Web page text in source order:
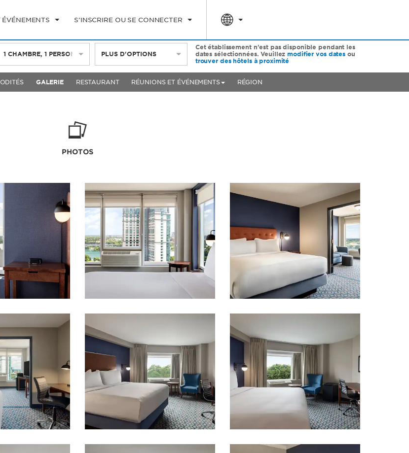
S’INSCRIRE OU SE CONNECTER
1 CHAMBRE,1 PERSONNE PLUS D'OPTIONS
Cet établissement n'est pas disponible pendant les
dates sélectionnées. Veuillezmodifier vos dates ou
trouver des hôtels à proximité
GALERIE RESTAURANT RÉUNIONS ET ÉVÉNEMENTS RÉGION
PHOTOS